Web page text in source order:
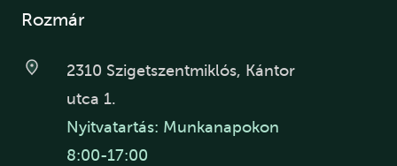
Rozmár
2310 Szigetszentmiklós, Kántor
utca 1.
Nyitvatartás: Munkanapokon
8:00-17:00